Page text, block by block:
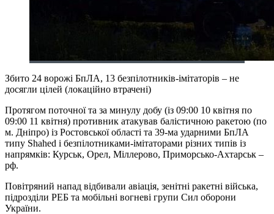
Збито 24 ворожі БпЛА, 13 безпілотників-імітаторів – не
досягли цілей (локаційно втрачені)
Протягом поточної та за минулу добу (із 09:00 10 квітня по
09:00 11 квітня) противник атакував балістичною ракетою (по
м. Дніпро) із Ростовської області та 39-ма ударними БпЛА
типу Shahed і безпілотниками-імітаторами різних типів із
напрямків: Курськ, Орел, Міллерово, Приморсько-Ахтарськ –
рф.
Повітряний напад відбивали авіація, зенітні ракетні війська,
підрозділи РЕБ та мобільні вогневі групи Сил оборони
України.